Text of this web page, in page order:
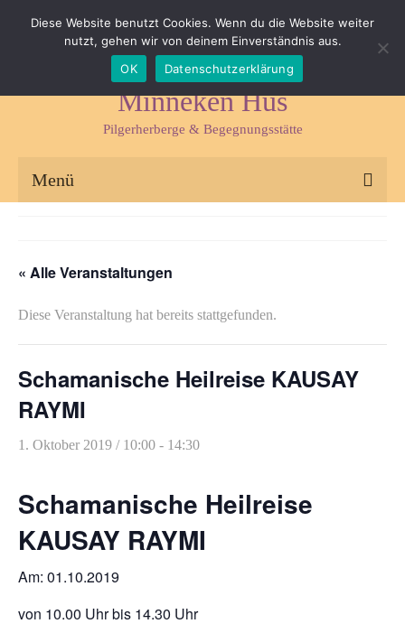
Impressum Datenschutz Kontakt & Anfahrt
Suchen
nach:
Minneken Hus
Pilgerherberge & Begegnungsstätte
Menü
Kräuterlädchen
Kräuterseminare
Heilreisen
Fasten und Pilgern
« Alle Veranstaltungen
Diese Veranstaltung hat bereits stattgefunden.
Schamanische Heilreise KAUSAY
RAYMI
1. Oktober 2019 / 10:00 - 14:30
Schamanische Heilreise
KAUSAY RAYMI
Am: 01.10.2019
von 10.00 Uhr bis 14.30 Uhr
Diese Website benutzt Cookies. Wenn du die Website weiter
nutzt, gehen wir von deinem Einverständnis aus.
OK
Datenschutzerklärung